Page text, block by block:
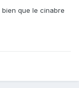
que le cinabre